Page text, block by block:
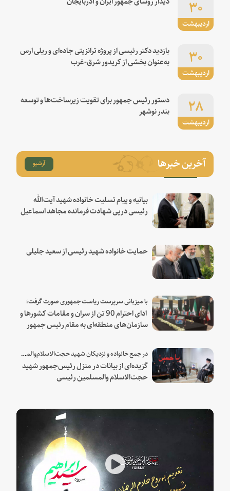
اردیبهشت
۳۰
اردیبهشت
۳۰
بازدید دکتر رئیسی از پروژه ترانزیتی جاده‌ای و ریلی ارس
به‌عنوان بخشی از کریدور شرق-غرب
اردیبهشت
۲۸
دستور رئیس جمهور برای تقویت زیرساخت‌ها و توسعه
بندر نوشهر
آخرین خبرها آرشیو
بیانیه و پیام تسلیت خانواده شهید آیت‌الله
رئیسی درپی شهادت فرمانده مجاهد اسماعیل
حمایت خانواده شهید رئیسی از سعید جلیلی
با میزبانی سرپرست ریاست جمهوری صورت گرفت؛
ادای احترام 90 تن از سران و مقامات کشورها و
سازمان‌های منطقه‌ای به مقام رئیس جمهور
در جمع خانواده و نزدیکان شهید حجت‌الاسلام‌والمسلمین رئیسی:
گزیده‌ای از بیانات در منزل رئیس‌جمهور شهید
حجت‌الاسلام والمسلمین رئیسی
Play